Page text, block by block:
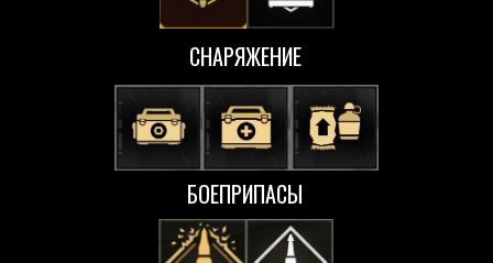
СНАРЯЖЕНИЕ
БОЕПРИПАСЫ